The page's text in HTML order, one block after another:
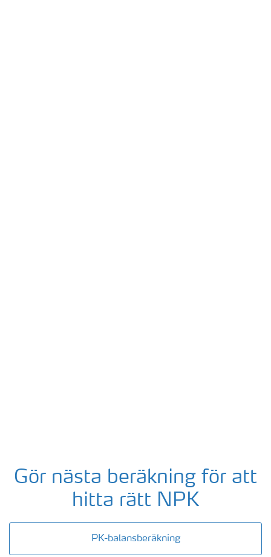
Gör nästa beräkning för att
hitta rätt NPK
PK-balansberäkning